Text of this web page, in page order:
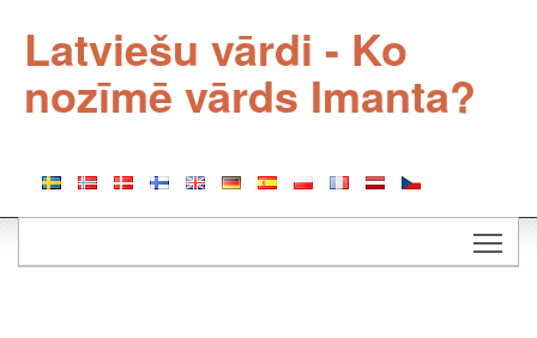
Latviešu vārdi - Ko
nozīmē vārds Imanta?